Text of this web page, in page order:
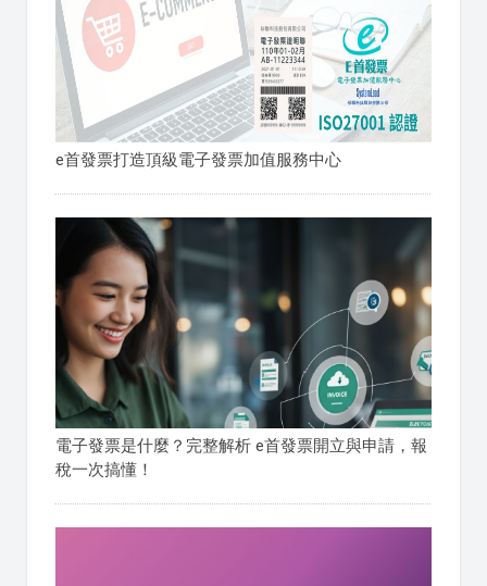
e首發票打造頂級電子發票加值服務中心
電子發票是什麼？完整解析 e首發票開立與申請，報
稅一次搞懂！